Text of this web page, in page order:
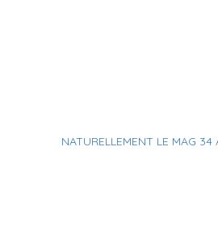
NATURELLEMENT LE MAG